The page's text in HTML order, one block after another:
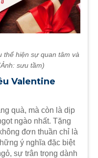
thể hiện sự quan tâm và
sưu tầm)
Valentine​
quà, mà còn là dịp
ngào nhất. Tặng
đơn thuần chỉ là
ý nghĩa đặc biệt
sự trân trọng dành